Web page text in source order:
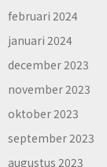
februari 2024
januari 2024
december 2023
november 2023
oktober 2023
september 2023
augustus 2023